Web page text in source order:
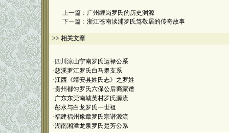
上一篇： 广州缠岗罗氏的历史渊源
下一篇： 浙江苍南渎浦罗氏笃敬居的传奇故事
>> 相关文章
· 四川涼山宁南罗氏运禄公系
·慈溪罗江罗氏白马嶴支系
·江西《靖安县姓氏志》之罗姓
·贵州都匀罗氏六保公后裔家谱
·广东东莞南城英村罗氏源流
·彭水与白龙罗氏一世祖
·福建福州豫章罗氏宗谱源流
·湖南湘潭龙泉罗氏楚芳公系